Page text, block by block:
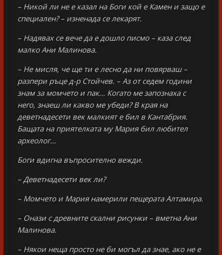
– Никой ли не е казал на Боги кой е Камен и защо е
специален? – изненада се лекарят.
– Надявах се вече да е дошло писмо – каза след
малко Ани Малинова.
– Не мисля, че ще ти е лесно да ни повярваш –
разпери ръце д-р Стойчев. – Аз от седем години
знам за момчето и пак… Когато ме запознаха с
него, знаеш ли какво ме убеди? В края на
деветнадесети век малкият е бил в Кантабрия.
Бащата на приятелката му Мария бил любител
археолог…
Боги вдигна въпросително вежди.
– Деветнадесети век ли?
– Момчето и Мария намерили пещерата Алтамира.
– Онази с древните скални рисунки – вметна Ани
Малинова.
– Някои неща просто не би могъл да знае, ако не е